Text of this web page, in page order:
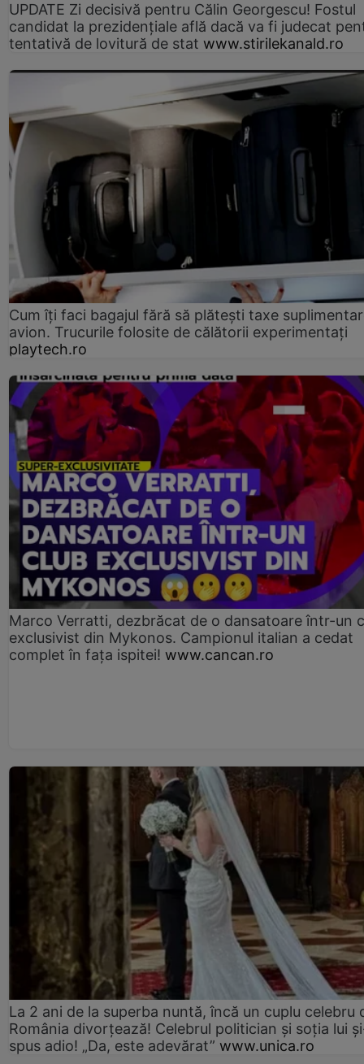
UPDATE Zi decisivă pentru Călin Georgescu! Fostul
candidat la prezidențiale află dacă va fi judecat
tentativă de lovitură de stat www.stirilekanald.ro
Cum îți faci bagajul fără să plătești taxe
avion. Trucurile folosite de călătorii experimentați
playtech.ro
Marco Verratti, dezbrăcat de o dansatoare într-un
exclusivist din Mykonos. Campionul italian a cedat
complet în fața ispitei! www.cancan.ro
La 2 ani de la superba nuntă, încă un cuplu celebru
România divorțează! Celebrul politician și soția lui
spus adio! „Da, este adevărat” www.unica.ro